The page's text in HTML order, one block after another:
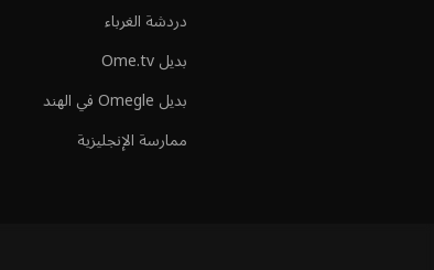
دردشة الغرباء
بديل Ome.tv
بديل Omegle في الهند
ممارسة الإنجليزية